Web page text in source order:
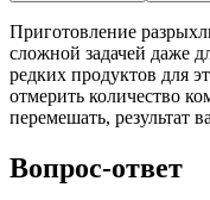
Приготовление
сложной задачей даже
редких продуктов для
отмерить количество
перемешать, результат
Вопрос-ответ